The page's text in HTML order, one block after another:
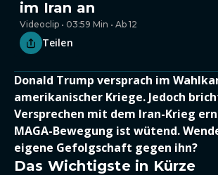
im Iran an
Videoclip • 03:59 Min • Ab 12
Teilen
Donald Trump versprach im
amerikanischer Kriege. Jedoch
Versprechen mit dem Iran-Krieg
MAGA-Bewegung ist wütend.
eigene Gefolgschaft gegen ihn?
Das Wichtigste in Kürze